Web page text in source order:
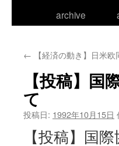
archive
← 【経済の動き】日米
【投稿】
て
投稿日: 1992年10月15日
【投稿】国